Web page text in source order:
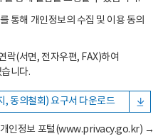
통해 개인정보의 수집 및 이용 동의
락(서면, 전자우편, FAX)하여
니다.
, 동의철회) 요구서 다운로드
개인정보 포털(www.privacy.go.kr) →